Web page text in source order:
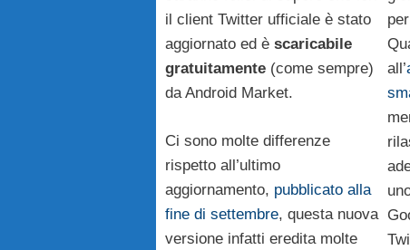
il client Twitter ufficiale è stato
aggiornato ed è scaricabile
gratuitamente (come sempre)
da Android Market.
Ci sono molte differenze
rispetto all’ultimo
aggiornamento, pubblicato alla
fine di settembre, questa nuova
versione infatti eredita molte
all’